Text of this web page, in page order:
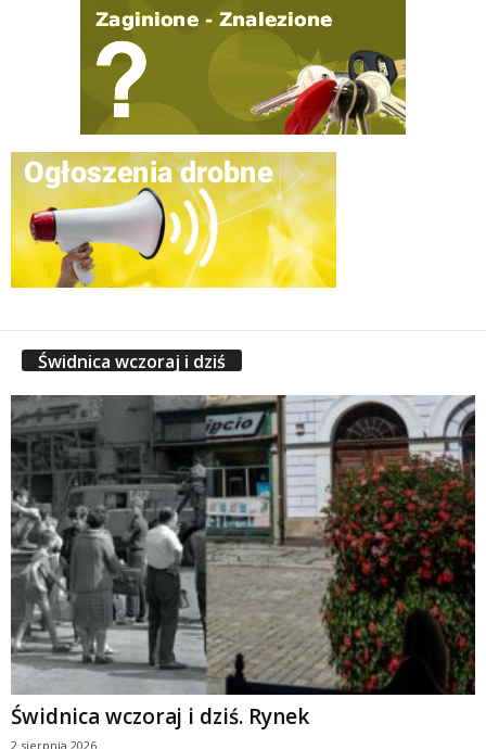
Świdnica wczoraj i dziś
Świdnica wczoraj i dziś. Rynek
2 sierpnia 2026